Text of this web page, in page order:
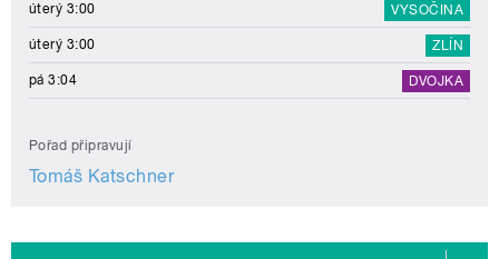
úterý 3:00 VYSOČINA
úterý 3:00 ZLÍN
pá 3:04 DVOJKA
Pořad připravují
Tomáš Katschner